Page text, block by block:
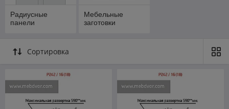
Радиусные
панели
Мебельные
заготовки
Сортировка